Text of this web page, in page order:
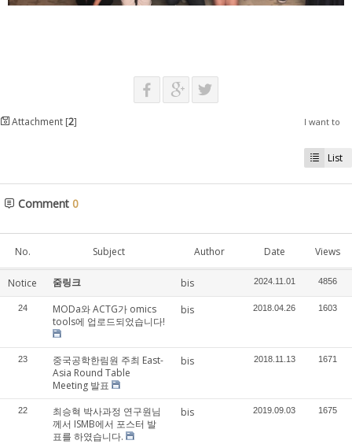
Attachment [2] I want to
List
Comment 0
No. Subject Author Date Views
Notice 줌링크 bis 2024.11.01 4856
24
MODa와 ACTG가 omics
tools에 업로드되었습니다!
bis 2018.04.26 1603
23
중국공학한림원 주최 East-
Asia Round Table
Meeting 발표
bis 2018.11.13 1671
22
최승혁 박사과정 연구원님
께서 ISMB에서 포스터 발
표를 하였습니다.
bis 2019.09.03 1675